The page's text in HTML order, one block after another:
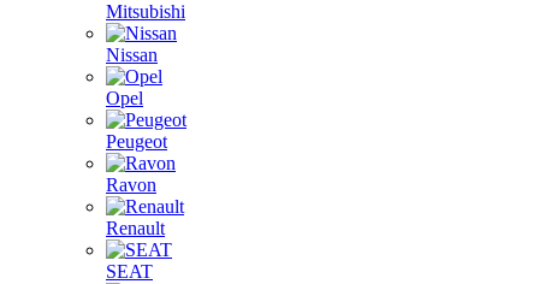
Mitsubishi
Nissan
Opel
Peugeot
Ravon
Renault
SEAT